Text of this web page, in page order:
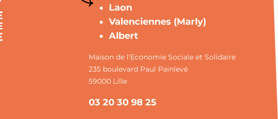
Laon
Valenciennes (Marly)
Albert
Maison de l'Economie Sociale et Solidaire
235 boulevard Paul Painlevé
59000 Lille
03 20 30 98 25